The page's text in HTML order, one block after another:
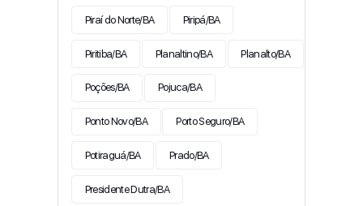
Piraí do Norte/BA Piripá/BA
Piritiba/BA Planaltino/BA Planalto/BA
Poções/BA Pojuca/BA
Ponto Novo/BA Porto Seguro/BA
Potiraguá/BA Prado/BA
Presidente Dutra/BA